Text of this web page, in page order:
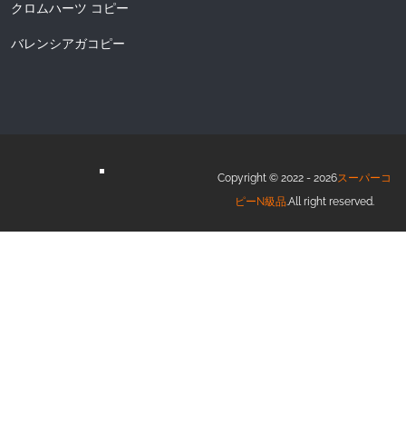
クロムハーツ コピー
バレンシアガコピー
Copyright © 2022 - 2026スーパーコ
ピーN級品.All right reserved.